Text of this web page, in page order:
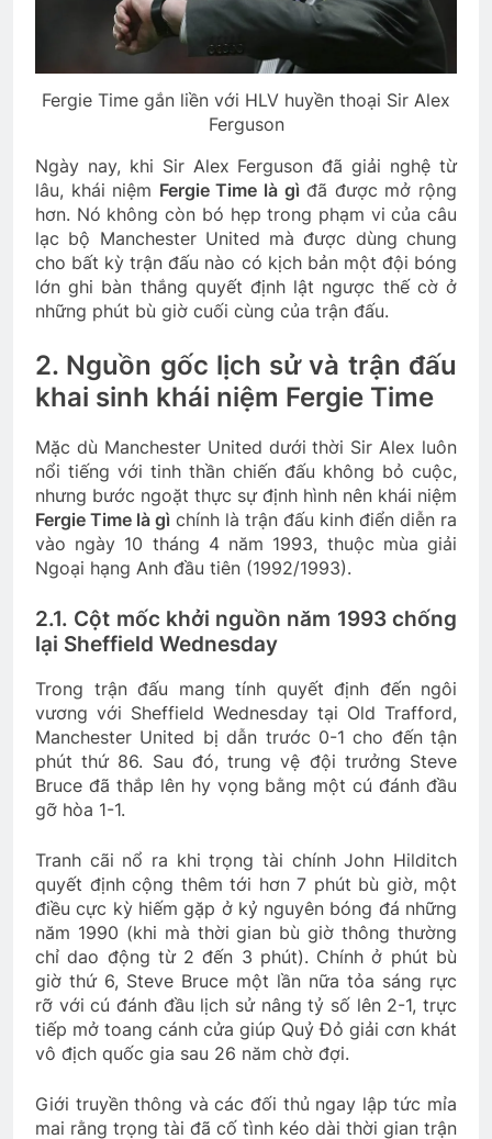
Fergie Time gắn liền với HLV huyền thoại Sir Alex
Ferguson
Ngày nay, khi Sir Alex Ferguson đã giải nghệ từ
lâu, khái niệm Fergie Time là gì đã được mở rộng
hơn. Nó không còn bó hẹp trong phạm vi của câu
lạc bộ Manchester United mà được dùng chung
cho bất kỳ trận đấu nào có kịch bản một đội bóng
lớn ghi bàn thắng quyết định lật ngược thế cờ ở
những phút bù giờ cuối cùng của trận đấu.
2. Nguồn gốc lịch sử và trận đấu
khai sinh khái niệm Fergie Time
Mặc dù Manchester United dưới thời Sir Alex luôn
nổi tiếng với tinh thần chiến đấu không bỏ cuộc,
nhưng bước ngoặt thực sự định hình nên khái niệm
Fergie Time là gì chính là trận đấu kinh điển diễn ra
vào ngày 10 tháng 4 năm 1993, thuộc mùa giải
Ngoại hạng Anh đầu tiên (1992/1993).
2.1. Cột mốc khởi nguồn năm 1993 chống
lại Sheffield Wednesday
Trong trận đấu mang tính quyết định đến ngôi
vương với Sheffield Wednesday tại Old Trafford,
Manchester United bị dẫn trước 0-1 cho đến tận
phút thứ 86. Sau đó, trung vệ đội trưởng Steve
Bruce đã thắp lên hy vọng bằng một cú đánh đầu
gỡ hòa 1-1.
Tranh cãi nổ ra khi trọng tài chính John Hilditch
quyết định cộng thêm tới hơn 7 phút bù giờ, một
điều cực kỳ hiếm gặp ở kỷ nguyên bóng đá những
năm 1990 (khi mà thời gian bù giờ thông thường
chỉ dao động từ 2 đến 3 phút). Chính ở phút bù
giờ thứ 6, Steve Bruce một lần nữa tỏa sáng rực
rỡ với cú đánh đầu lịch sử nâng tỷ số lên 2-1, trực
tiếp mở toang cánh cửa giúp Quỷ Đỏ giải cơn khát
vô địch quốc gia sau 26 năm chờ đợi.
Giới truyền thông và các đối thủ ngay lập tức mỉa
mai rằng trọng tài đã cố tình kéo dài thời gian trận